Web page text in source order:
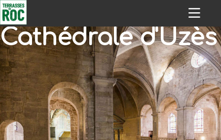
Cathédrale d'Uzès